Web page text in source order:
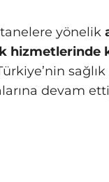
yönelik
hizmetlerinde
devam